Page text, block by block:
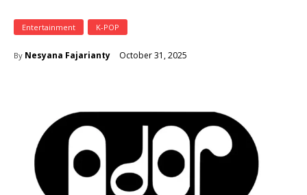
Entertainment K-POP
By Nesyana Fajarianty October 31, 2025